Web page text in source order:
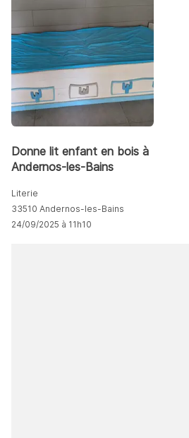
Donne lit enfant en bois à
Andernos-les-Bains
Literie
33510 Andernos-les-Bains
24/09/2025 à 11h10